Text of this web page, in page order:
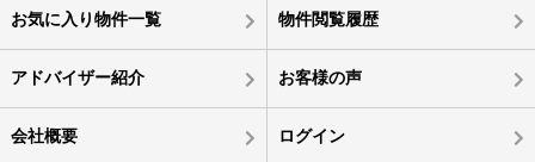
お気に入り物件一覧 物件閲覧履歴
アドバイザー紹介 お客様の声
会社概要 ログイン